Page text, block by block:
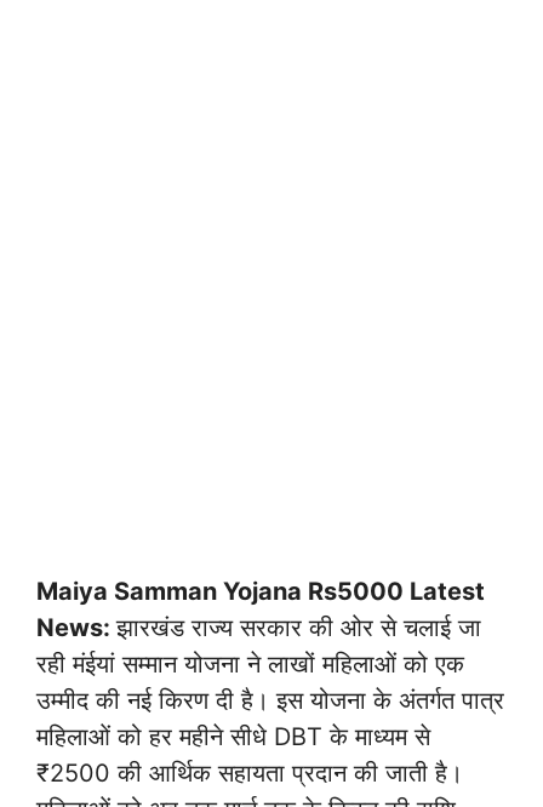
Maiya Samman Yojana Rs5000 Latest
News:झारखंड राज्य सरकार की ओर से चलाई जा
रही मंईयां सम्मान योजना ने लाखों महिलाओं को एक
उम्मीद की नई किरण दी है। इस योजना के अंतर्गत पात्र
महिलाओं को हर महीने सीधे DBT के माध्यम से
₹2500 की आर्थिक सहायता प्रदान की जाती है।